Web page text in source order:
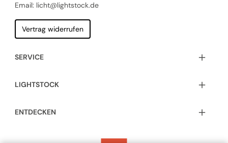
Email: licht@lightstock.de
Vertrag widerrufen
SERVICE
LIGHTSTOCK
ENTDECKEN